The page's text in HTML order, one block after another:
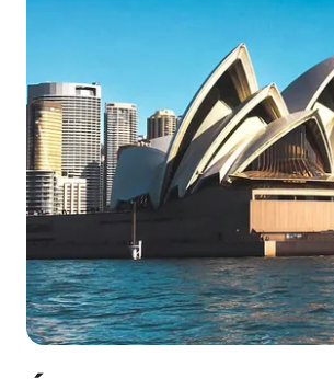
Trouver un bureau
A propos de nous
Qui sommes-nous ?
EF recrute
Rejoignez nos équipes